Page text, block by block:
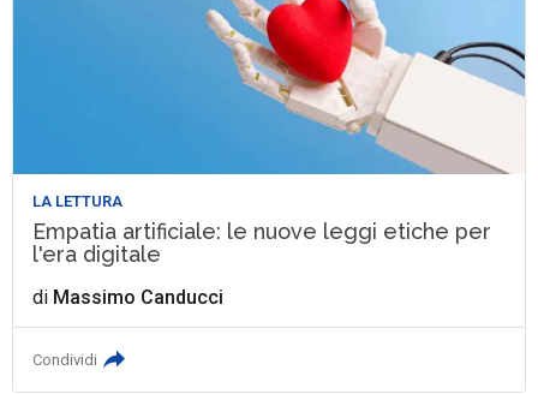
LA LETTURA
Empatia artificiale: le nuove leggi etiche per
l'era digitale
di Massimo Canducci
Condividi